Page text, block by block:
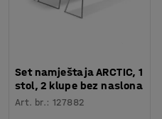
Set namještaja ARCTIC, 1
stol, 2 klupe bez naslona
Art. br.:127882